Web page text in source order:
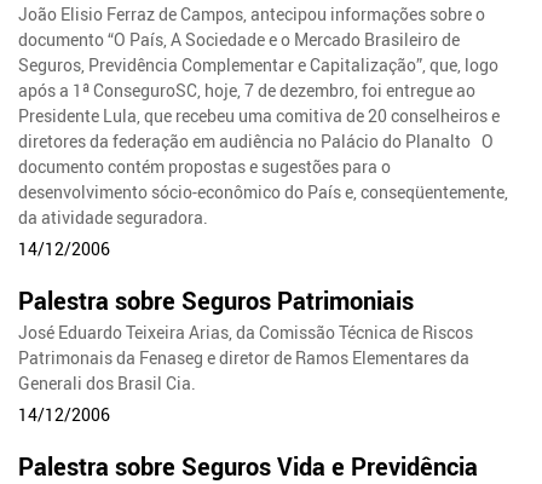
João Elisio Ferraz de Campos, antecipou informações sobre o
documento “O País, A Sociedade e o Mercado Brasileiro de
Seguros, Previdência Complementar e Capitalização”, que, logo
após a 1ª ConseguroSC, hoje, 7 de dezembro, foi entregue ao
Presidente Lula, que recebeu uma comitiva de 20 conselheiros e
diretores da federação em audiência no Palácio do Planalto O
documento contém propostas e sugestões para o
desenvolvimento sócio-econômico do País e, conseqüentemente,
da atividade seguradora.
14/12/2006
Palestra sobre Seguros Patrimoniais
José Eduardo Teixeira Arias, da Comissão Técnica de Riscos
Patrimonais da Fenaseg e diretor de Ramos Elementares da
Generali dos Brasil Cia.
14/12/2006
Palestra sobre Seguros Vida e Previdência